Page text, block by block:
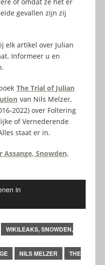
gevallen zijn zij
elk artikel over Julian
Informeer u en
The Trial of Julian
van Nils Melzer,
2022) over Foltering
of Vernederende
staat er in.
Snowden,
in
WIKILEAKS, SNOWDEN,
NILS MELZER
THE